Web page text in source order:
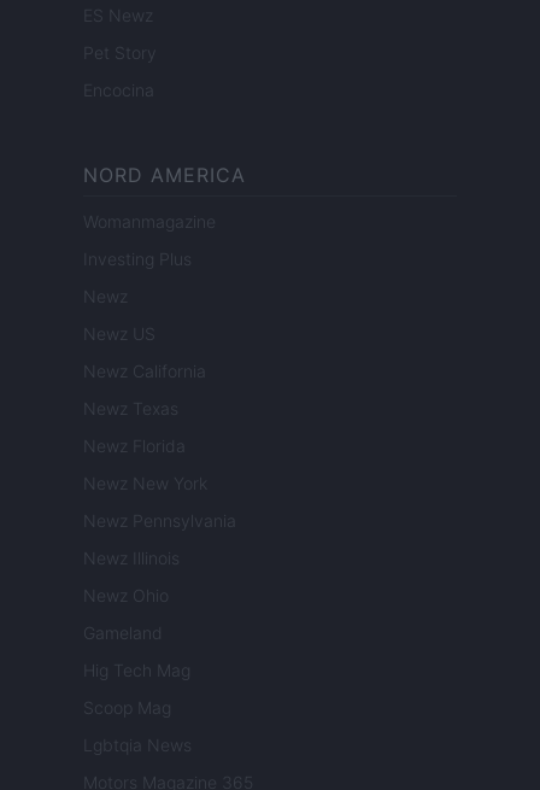
ES Newz
Pet Story
Encocina
NORD AMERICA
Womanmagazine
Investing Plus
Newz
Newz US
Newz California
Newz Texas
Newz Florida
Newz New York
Newz Pennsylvania
Newz Illinois
Newz Ohio
Gameland
Hig Tech Mag
Scoop Mag
Lgbtqia News
Motors Magazine 365